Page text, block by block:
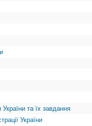
та їх завдання
України